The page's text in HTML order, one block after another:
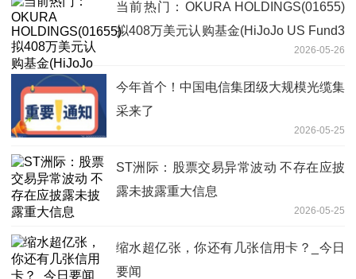
当前热门：OKURA HOLDINGS(01655)
拟408万美元认购基金(HiJoJo US Fund3
2026-05-26
今年首个！中国电信集团级大规模光缆集
采来了
2026-05-25
ST洲际：股票交易异常波动 不存在应披
露未披露重大信息
2026-05-25
缩水超亿张，你还有几张信用卡？_今日
要闻